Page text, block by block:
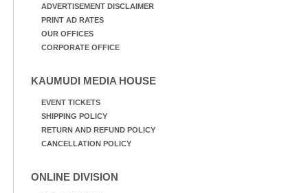
ADVERTISEMENT DISCLAIMER
PRINT AD RATES
OUR OFFICES
CORPORATE OFFICE
KAUMUDI MEDIA HOUSE
EVENT TICKETS
SHIPPING POLICY
RETURN AND REFUND POLICY
CANCELLATION POLICY
ONLINE DIVISION